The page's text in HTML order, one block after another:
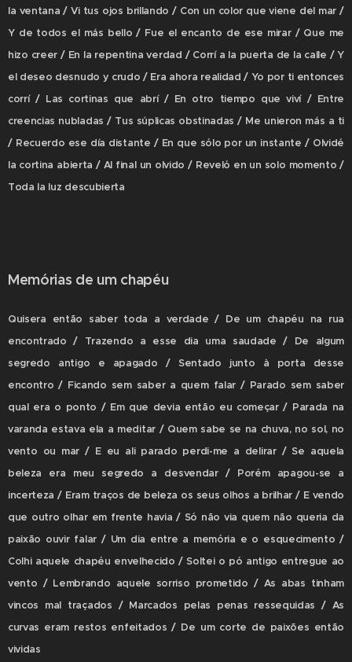
la ventana / Vi tus ojos brillando / Con un color que viene del mar /
Y de todos el más bello / Fue el encanto de ese mirar / Que me
hizo creer / En la repentina verdad / Corrí a la puerta de la calle / Y
el deseo desnudo y crudo / Era ahora realidad / Yo por ti entonces
corrí / Las cortinas que abrí / En otro tiempo que viví / Entre
creencias nubladas / Tus súplicas obstinadas / Me unieron más a ti
/ Recuerdo ese día distante / En que sólo por un instante / Olvidé
la cortina abierta / Al final un olvido / Reveló en un solo momento /
Toda la luz descubierta
Memórias de um chapéu
Quisera então saber toda a verdade / De um chapéu na rua
encontrado / Trazendo a esse dia uma saudade / De algum
segredo antigo e apagado / Sentado junto à porta desse
encontro / Ficando sem saber a quem falar / Parado sem saber
qual era o ponto / Em que devia então eu começar / Parada na
varanda estava ela a meditar / Quem sabe se na chuva, no sol, no
vento ou mar / E eu ali parado perdi-me a delirar / Se aquela
beleza era meu segredo a desvendar / Porém apagou-se a
incerteza / Eram traços de beleza os seus olhos a brilhar / E vendo
que outro olhar em frente havia / Só não via quem não queria da
paixão ouvir falar / Um dia entre a memória e o esquecimento /
Colhi aquele chapéu envelhecido / Soltei o pó antigo entregue ao
vento / Lembrando aquele sorriso prometido / As abas tinham
vincos mal traçados / Marcados pelas penas ressequidas / As
curvas eram restos enfeitados / De um corte de paixões então
vividas